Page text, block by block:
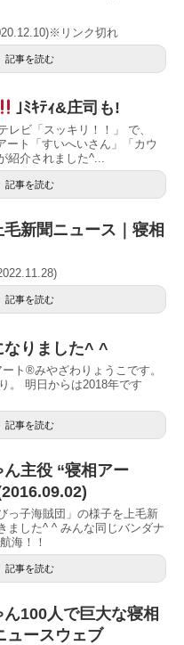
リンク切れ
記事を読む
｣ﾐｷﾃｨ&庄司も!
レビ「スッキリ！！」 で、
ート「すいへいさん」「カウ
紹介されました^...
記事を読む
新聞ニュース｜寝相
記事を読む
なりました^ ^
ト®︎みやざわりょうこです。
。 明日からは2018年です
記事を読む
主役 “寝相アー
っ子海賊団」の様子を上毛新
ました^ ^ みんな同じバンダナ
海！！
記事を読む
100人で巨大な寝相
ュースウェブ